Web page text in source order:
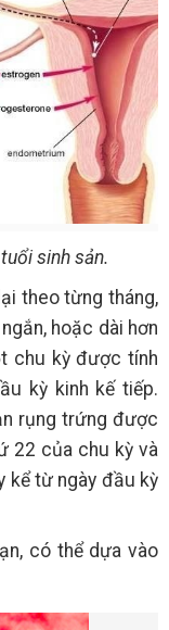
sinh sản.
theo từng tháng,
hoặc dài hơn
chu kỳ được tính
kỳ kinh kế tiếp.
rụng trứng được
22 của chu kỳ và
kể từ ngày đầu kỳ
có thể dựa vào